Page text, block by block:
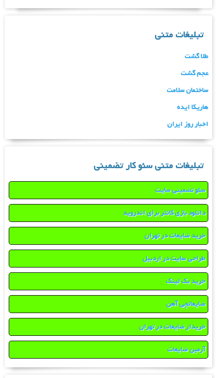
تبلیغات متنی
طلا گشت
عجم گشت
ساختمان سلامت
هاریکا ایده
اخبار روز ایران
تبلیغات متنی سئو کار تضمینی
سئو تضمینی سایت
دانلود بازی کانتر برای اندروید
خرید ضایعات در تهران
طراحی سایت در اردبیل
خرید بک لینک
ضایعاتچی آهن
خریدار ضایعات در تهران
آرمین ضایعات